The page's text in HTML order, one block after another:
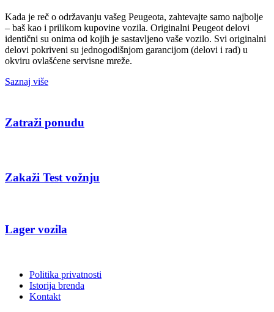
Kada je reč o održavanju vašeg Peugeota, zahtevajte samo najbolje
– baš kao i prilikom kupovine vozila. Originalni Peugeot delovi
identični su onima od kojih je sastavljeno vaše vozilo. Svi originalni
delovi pokriveni su jednogodišnjom garancijom (delovi i rad) u
okviru ovlašćene servisne mreže.
Saznaj više
Politika privatnosti
Istorija brenda
Kontakt